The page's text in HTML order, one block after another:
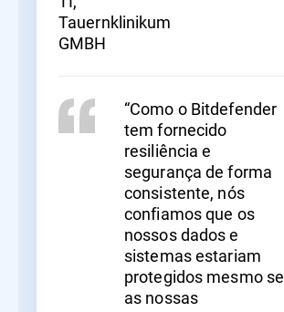
Tauernklinikum
GMBH
“Como o Bitdefender
tem fornecido
resiliência e
segurança de forma
consistente, nós
confiamos que os
nossos dados e
sistemas estariam
protegidos mesmo se
as nossas